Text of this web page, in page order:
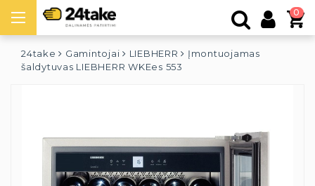
0
24take Gamintojai LIEBHERR
Įmontuojamas
šaldytuvas LIEBHERR WKEes 553